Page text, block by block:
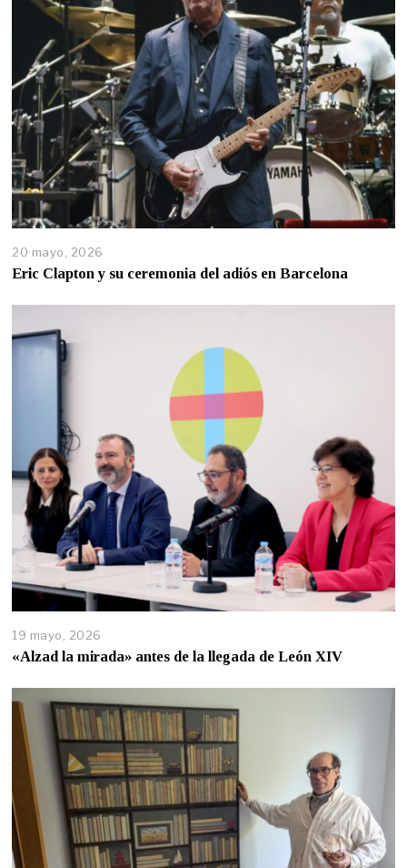
20 mayo, 2026
Eric Clapton y su ceremonia del adiós en Barcelona
19 mayo, 2026
«Alzad la mirada» antes de la llegada de León XIV